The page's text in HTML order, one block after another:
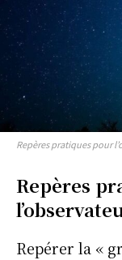
Info Du
S’abonner pour
Mon compte
Plan du site
Repères pratiques pour
Repères
Repérer la «